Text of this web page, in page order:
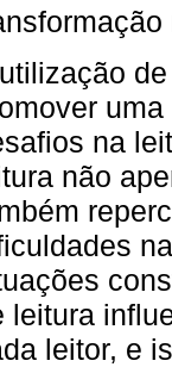
na
não
leitura
leitor, e